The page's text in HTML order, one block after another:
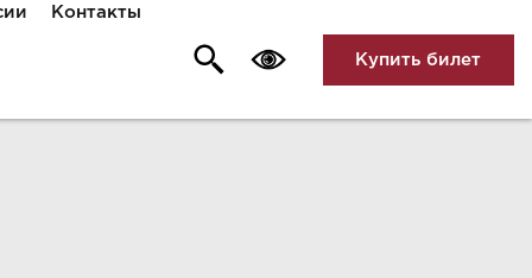
Контакты
Купить билет